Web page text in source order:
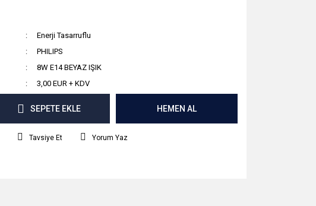
Enerji Tasarruflu
PHILIPS
8W E14 BEYAZ IŞIK
3,00 EUR + KDV
SEPETE EKLE HEMEN AL
Tavsiye Et Yorum Yaz